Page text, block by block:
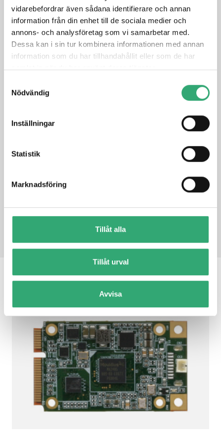
vidarebefordrar även sådana identifierare och annan
information från din enhet till de sociala medier och
annons- och analysföretag som vi samarbetar med.
Dessa kan i sin tur kombinera informationen med annan
information som du har tillhandahållit eller som de har
samlat in när du har använt deras tjänster.
Nödvändig
Inställningar
Statistik
Marknadsföring
Tillåt alla
Tillåt urval
Avvisa
Deadline
DD snedstreck MM snedstreck ÅÅÅÅ
Specify your project requirements
RELATED PRODUCTS
AI Core X